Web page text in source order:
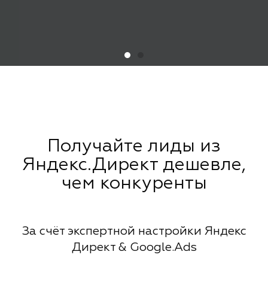
Получайте лиды из
Яндекс.Директ дешевле,
чем конкуренты
За счёт экспертной настройки Яндекс
Директ & Google.Ads